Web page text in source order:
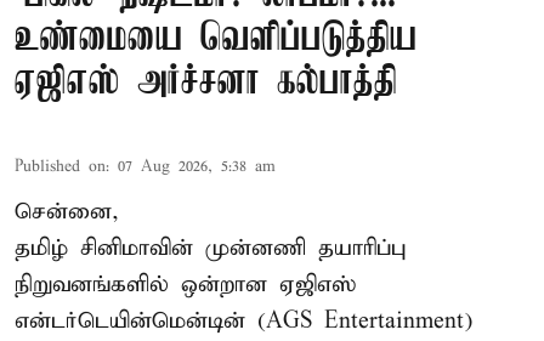
உண்மையை வெளிப்படுத்திய
ஏஜிஎஸ் அர்ச்சனா கல்பாத்தி
Published on: 07 Aug 2026, 5:38 am
சென்னை,
தமிழ் சினிமாவின் முன்னணி தயாரிப்பு
நிறுவனங்களில் ஒன்றான ஏஜிஎஸ்
என்டர்டெயின்மென்டின் (AGS Entertainment)